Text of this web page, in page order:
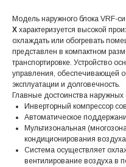
Модель наружного блока VRF-
X характеризуется высокой
охлаждать или обогревать
представлен в компактном
транспортировке. Устройство
управления, обеспечивающей
эксплуатации и долговечность.
Главные достоинства
Инверторный компрессор
Автоматическое
Мультизональная
кондиционирования
Система осуществляет
вентилирование воздуха в